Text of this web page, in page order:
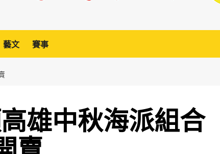
藝文 賽事
雄中秋海派組合